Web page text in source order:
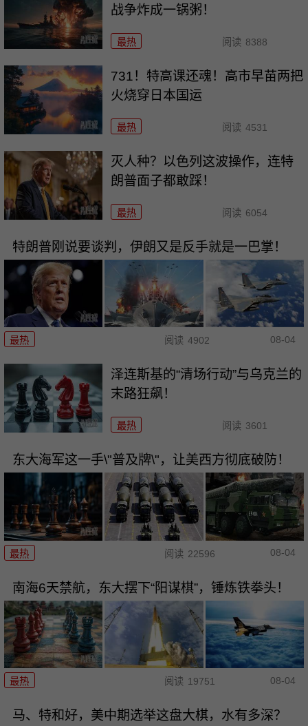
战争炸成一锅粥！
最热 阅读 8388
731！特高课还魂！高市早苗两把
火烧穿日本国运
最热 阅读 4531
灭人种？以色列这波操作，连特
朗普面子都敢踩！
最热 阅读 6054
特朗普刚说要谈判，伊朗又是反手就是一巴掌！
最热 阅读 4902 08-04
泽连斯基的“清场行动”与乌克兰的
末路狂飙！
最热 阅读 3601
东大海军这一手\"普及牌\"，让美西方彻底破防！
最热 阅读 22596 08-04
南海6天禁航，东大摆下“阳谋棋”，锤炼铁拳头！
最热 阅读 19751 08-04
马、特和好，美中期选举这盘大棋，水有多深？